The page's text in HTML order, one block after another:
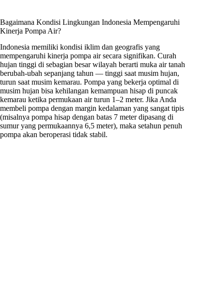
Bagaimana Kondisi Lingkungan Indonesia Mempengaruhi
Kinerja Pompa Air?
Indonesia memiliki kondisi iklim dan geografis yang
mempengaruhi kinerja pompa air secara signifikan. Curah
hujan tinggi di sebagian besar wilayah berarti muka air tanah
berubah-ubah sepanjang tahun — tinggi saat musim hujan,
turun saat musim kemarau. Pompa yang bekerja optimal di
musim hujan bisa kehilangan kemampuan hisap di puncak
kemarau ketika permukaan air turun 1–2 meter. Jika Anda
membeli pompa dengan margin kedalaman yang sangat tipis
(misalnya pompa hisap dengan batas 7 meter dipasang di
sumur yang permukaannya 6,5 meter), maka setahun penuh
pompa akan beroperasi tidak stabil.